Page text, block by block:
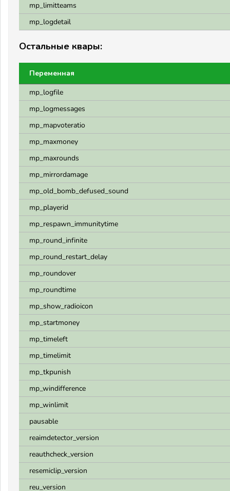
mp_limitteams
mp_logdetail
Остальные квары:
Переменная
mp_logfile
mp_logmessages
mp_mapvoteratio
mp_maxmoney
mp_maxrounds
mp_mirrordamage
mp_old_bomb_defused_sound
mp_playerid
mp_respawn_immunitytime
mp_round_infinite
mp_round_restart_delay
mp_roundover
mp_roundtime
mp_show_radioicon
mp_startmoney
mp_timeleft
mp_timelimit
mp_tkpunish
mp_windifference
mp_winlimit
pausable
reaimdetector_version
reauthcheck_version
resemiclip_version
reu_version